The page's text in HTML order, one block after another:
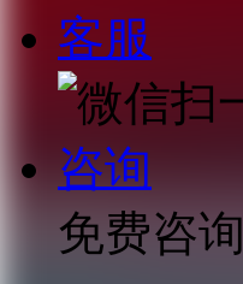
客服
咨询
免费咨询